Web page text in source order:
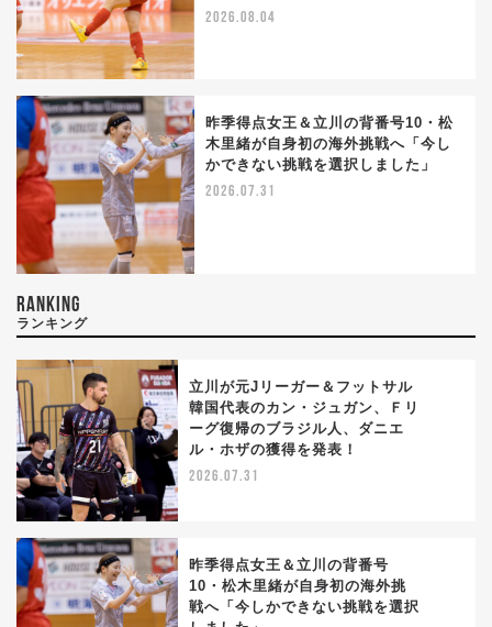
2026.08.04
昨季得点女王＆立川の背番号10・松
木里緒が自身初の海外挑戦へ「今し
かできない挑戦を選択しました」
2026.07.31
RANKING
ランキング
立川が元Jリーガー＆フットサル
韓国代表のカン・ジュガン、Ｆリ
ーグ復帰のブラジル人、ダニエ
ル・ホザの獲得を発表！
2026.07.31
昨季得点女王＆立川の背番号
10・松木里緒が自身初の海外挑
戦へ「今しかできない挑戦を選択